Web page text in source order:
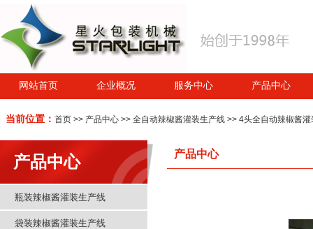
网站首页 企业概况 服务中心 产品中心
当前位置： 首页 >> 产品中心 >> 全自动辣椒酱灌装生产线 >> 4头全自动辣椒酱
产品中心
瓶装辣椒酱灌装生产线
袋装辣椒酱灌装生产线
产品中心